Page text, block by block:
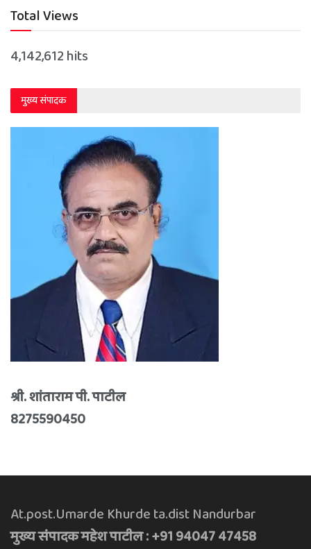
Total Views
4,142,612 hits
मुख्य संपादक
श्री. शांताराम पी. पाटील
8275590450
At.post.Umarde Khurde ta.dist Nandurbar
मुख्य संपादक महेश पाटील : +91 94047 47458